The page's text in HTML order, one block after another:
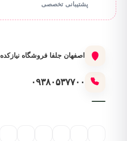
پشتیبانی تخصصی
اصفهان جلفا فروشگاه نیازکده
۰۹۳۸۰۵۳۷۷۰۰